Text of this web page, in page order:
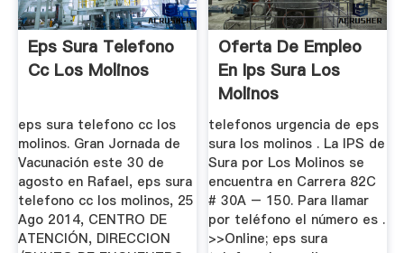
Eps Sura Telefono
Cc Los Molinos
eps sura telefono cc los
molinos. Gran Jornada de
Vacunación este 30 de
agosto en Rafael, eps sura
telefono cc los molinos, 25
Ago 2014, CENTRO DE
ATENCIÓN, DIRECCION
Oferta De Empleo
En Ips Sura Los
Molinos
telefonos urgencia de eps
sura los molinos . La IPS de
Sura por Los Molinos se
encuentra en Carrera 82C
# 30A – 150. Para llamar
por teléfono el número es .
>>Online; eps sura